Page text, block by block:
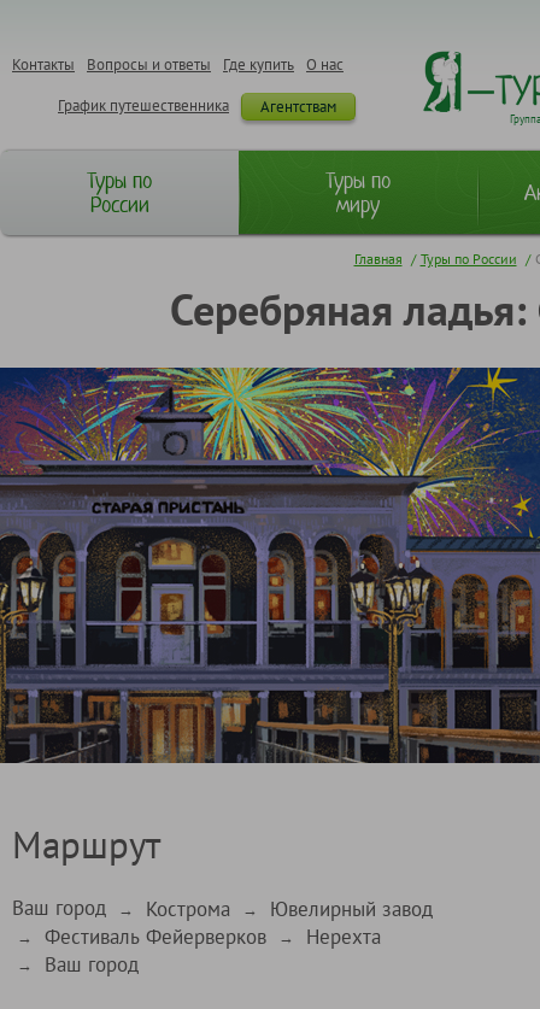
О нас
Где купить
Вопросы и ответы
Контакты
Агентствам
График путешественника
Туры по
России
Туры по
миру
Главная / Туры по России /
Серебряная
Маршрут
Ваш город → Кострома → Ювелирный завод
→ Фестиваль Фейерверков → Нерехта
→ Ваш город